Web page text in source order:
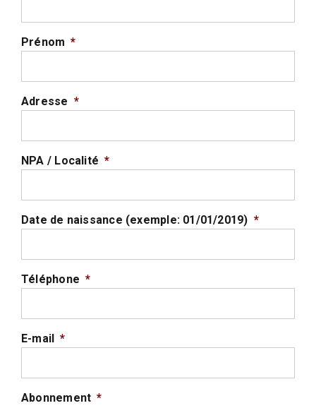
Prénom *
Adresse *
NPA / Localité *
Date de naissance (exemple: 01/01/2019) *
Téléphone *
E-mail *
Abonnement *